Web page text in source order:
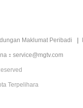
Maklumat Peribadi
：service@mgtv.com
Terpelihara